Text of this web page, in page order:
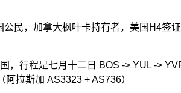
民，加拿大枫叶卡持有者，美国H4签
，行程是七月十二日 BOS -> YUL ->
拉斯加 AS3323 + AS736）